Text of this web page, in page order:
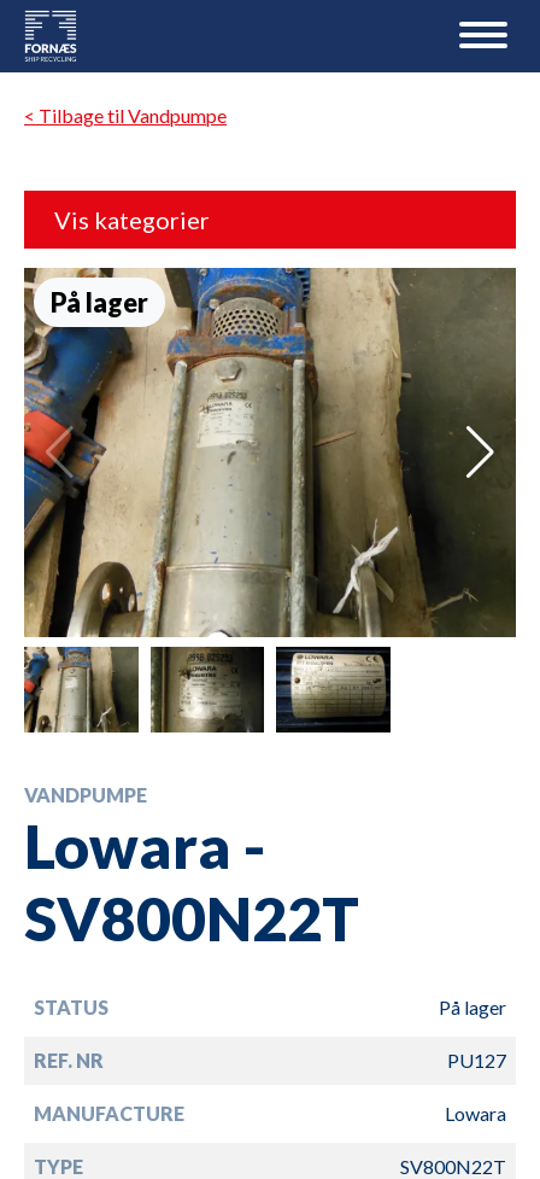
< Tilbage til Vandpumpe
Vis kategorier
På lager
VANDPUMPE
Lowara -
SV800N22T
STATUS På lager
REF. NR PU127
MANUFACTURE Lowara
TYPE SV800N22T